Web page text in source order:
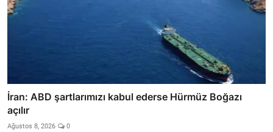
İran: ABD şartlarımızı kabul ederse Hürmüz Boğazı
açılır
Ağustos 8, 2026 0